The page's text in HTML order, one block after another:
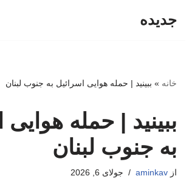
جدیده
خانه » ببینید | حمله هوایی اسرائیل به جنوب لبنان
ببینید | حمله هوایی
به جنوب لبنان
از aminkav جولای 6, 2026